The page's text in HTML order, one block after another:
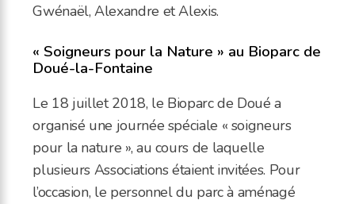
Gwénaël, Alexandre et Alexis.
« Soigneurs pour la Nature » au Bioparc de
Doué-la-Fontaine
Le 18 juillet 2018, le Bioparc de Doué a
organisé une journée spéciale « soigneurs
pour la nature », au cours de laquelle
plusieurs Associations étaient invitées. Pour
l’occasion, le personnel du parc à aménagé